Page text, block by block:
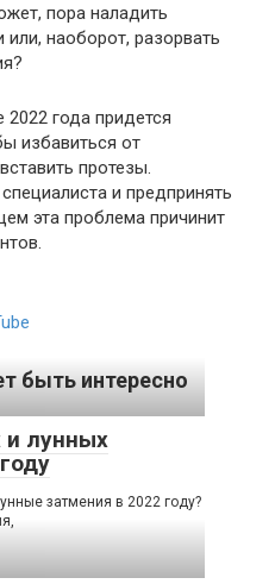
пора наладить
наоборот, разорвать
года придется
избавиться от
протезы.
и предпринять
эта проблема причинит
быть интересно
лунных
затмения в 2022 году?